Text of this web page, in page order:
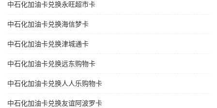
中石化加油卡兑换永旺超市卡
中石化加油卡兑换海信梦卡
中石化加油卡兑换津城通卡
中石化加油卡兑换远东购物卡
中石化加油卡兑换人人乐购物卡
中石化加油卡兑换友谊阿波罗卡